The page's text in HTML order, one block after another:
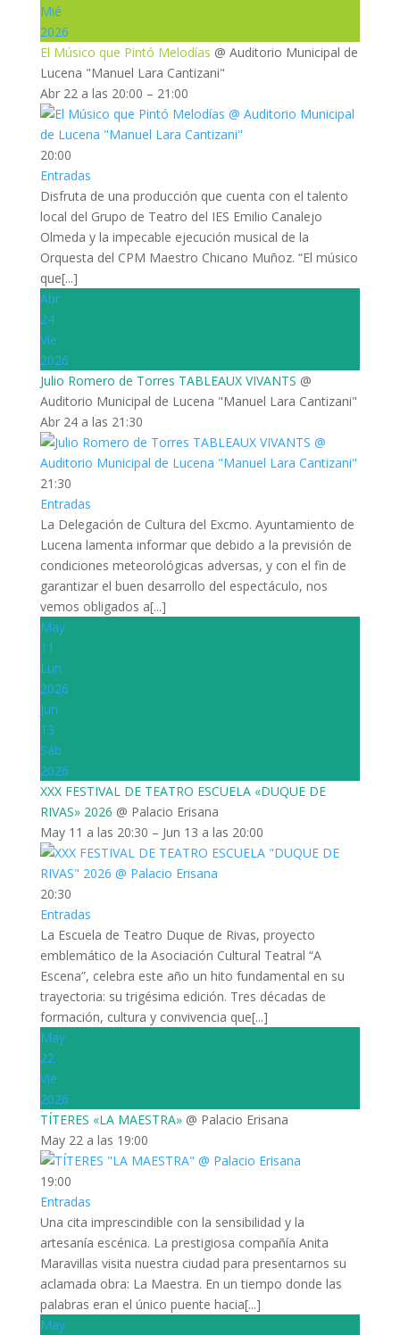
Mié
2026
El Músico que Pintó Melodías @ Auditorio Municipal de
Lucena "Manuel Lara Cantizani"
Abr 22 a las 20:00 – 21:00
20:00
Entradas
Disfruta de una producción que cuenta con el talento
local del Grupo de Teatro del IES Emilio Canalejo
Olmeda y la impecable ejecución musical de la
Orquesta del CPM Maestro Chicano Muñoz. “El músico
que[...]
Abr
24
Vie
2026
Julio Romero de Torres TABLEAUX VIVANTS @
Auditorio Municipal de Lucena "Manuel Lara Cantizani"
Abr 24 a las 21:30
21:30
Entradas
La Delegación de Cultura del Excmo. Ayuntamiento de
Lucena lamenta informar que debido a la previsión de
condiciones meteorológicas adversas, y con el fin de
garantizar el buen desarrollo del espectáculo, nos
vemos obligados a[...]
May
11
Lun
2026
Jun
13
Sáb
2026
XXX FESTIVAL DE TEATRO ESCUELA «DUQUE DE
RIVAS» 2026 @ Palacio Erisana
May 11 a las 20:30 – Jun 13 a las 20:00
20:30
Entradas
La Escuela de Teatro Duque de Rivas, proyecto
emblemático de la Asociación Cultural Teatral “A
Escena”, celebra este año un hito fundamental en su
trayectoria: su trigésima edición. Tres décadas de
formación, cultura y convivencia que[...]
May
22
Vie
2026
TÍTERES «LA MAESTRA» @ Palacio Erisana
May 22 a las 19:00
19:00
Entradas
Una cita imprescindible con la sensibilidad y la
artesanía escénica. La prestigiosa compañía Anita
Maravillas visita nuestra ciudad para presentarnos su
aclamada obra: La Maestra. En un tiempo donde las
palabras eran el único puente hacia[...]
May